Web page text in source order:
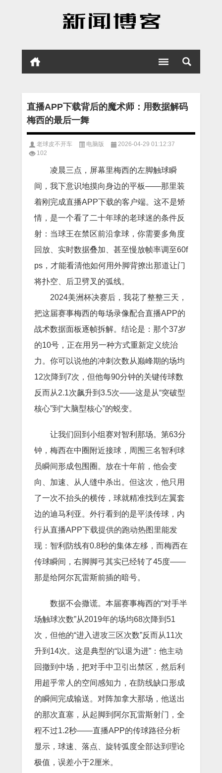
直播APP下载背后的魔术师：用数据解码
梅西的最后一舞
老球皮不开车 电脑版
2026-04-29 01:12:37
102
凌晨三点，屏幕里梅西的左脚触球瞬
间，我下意识地摸向身边的平板——那里装
着刚完成直播APP下载的客户端。这不是矫
情，是一个看了二十年球的老球迷的条件反
射：当球王在禁区前沿拿球，你需要多角度
回放、实时数据叠加、甚至慢放帧率调至60f
ps，才能看清他如何用外脚背撩出那道让门
将扑空、后卫劈叉的弧线。
2024美洲杯决赛后，我花了整整三天，
把这届赛事梅西的每场录像配合直播APP的
战术数据面板逐帧拆解。结论是：那个37岁
的10号，正在用另一种方式重新定义统治
力。你可以说他的冲刺次数从巅峰期的场均
12次降到7次，但他每90分钟的关键传球数
反而从2.1次飙升到3.5次——这是从“突破型
核心”到“大脑型核心”的蜕变。
让我们回到小组赛对智利那场。第63分
钟，梅西在中圈附近接球，周围三名智利球
员瞬间形成包围圈。放在十年前，他会变
向、加速、从人缝中杀出。但这次，他只用
了一次不抬头的横传，球就精准找到左翼套
边的迪马利亚。外行看到的是平淡传球，内
行从直播APP下载提供的跑动热图里能发
现：智利防线有0.8秒的集体左移，而梅西在
传球瞬间，右脚脚弓其实已经转了45度——
那是给阿尔瓦雷斯前插的暗号。
数据不会撒谎。本届赛事梅西的“对手半
场触球次数”从2019年的场均68次降到51
次，但他的“进入进攻三区次数”反而从11次
升到14次。这是典型的“以退为进”：他主动
回撤到中场，把对手中卫引出禁区，然后利
用超乎常人的空间感知力，在防线缺口形成
的瞬间完成输送。对阵加拿大那场，他送出
的那次直塞，从起脚到阿尔瓦雷斯射门，全
程不过1.2秒——直播APP的传球路径分析
显示，球速、落点、旋转弧度全部达到理论
极值，误差小于2厘米。